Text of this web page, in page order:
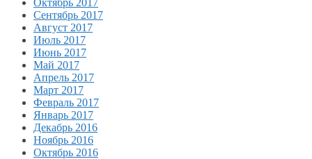
Октябрь 2017
Сентябрь 2017
Август 2017
Июль 2017
Июнь 2017
Май 2017
Апрель 2017
Март 2017
Февраль 2017
Январь 2017
Декабрь 2016
Ноябрь 2016
Октябрь 2016